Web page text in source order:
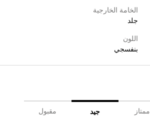
الخامة الخارجية
جلد
اللون
بنفسجي
ممتاز جيد مقبول